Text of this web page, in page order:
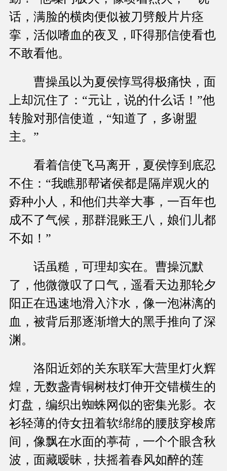
话，满脸的横肉便似被刀劈般片片痉
挛，活似嗜血的夜叉，吓得那信使看也
不敢看他。
曹操虽以为夏侯惇骂得极痛快，面
上却沉住了：“元让，说的什么话！”他
转脸对那信使道，“知道了，多谢盟
主。”
看着信使飞马离开，夏侯惇到底忍
不住：“我瞧那帮诸侯都是隔岸观火的
孬种小人，和他们共举大事，一百年也
成不了气候，那群混账王八，娘们儿都
不如！”
话虽糙，可理却实在。曹操沉默
了，他微微叹了口气，遥看天边那轮夕
阳正在迅速地滑入汴水，像一泡淋漓的
血，被背后那逐渐增大的黑手推向了深
渊。
洛阳近郊的关东联军大营里灯火辉
煌，无数盏青铜树枝灯伸开交错横生的
灯盘，编织出蜘蛛网似的密集光影。衣
衫轻薄的侍女扭着软绵绵的腰肢穿梭席
间，像飘在水面的葶荷，一个个眼含秋
波，面藏暧昧，扶摇着春风如醉的莲